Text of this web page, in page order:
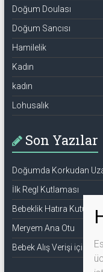
Doğum Doulası
Doğum Sancısı
Hamilelik
Kadın
kadın
Lohusalık
Son Yazılar
Doğumda Korkudan
İlk Regl Kutlaması
Bebeklik Hatıra Kutusu
Meryem Ana Otu
Bebek Alış Verişi için